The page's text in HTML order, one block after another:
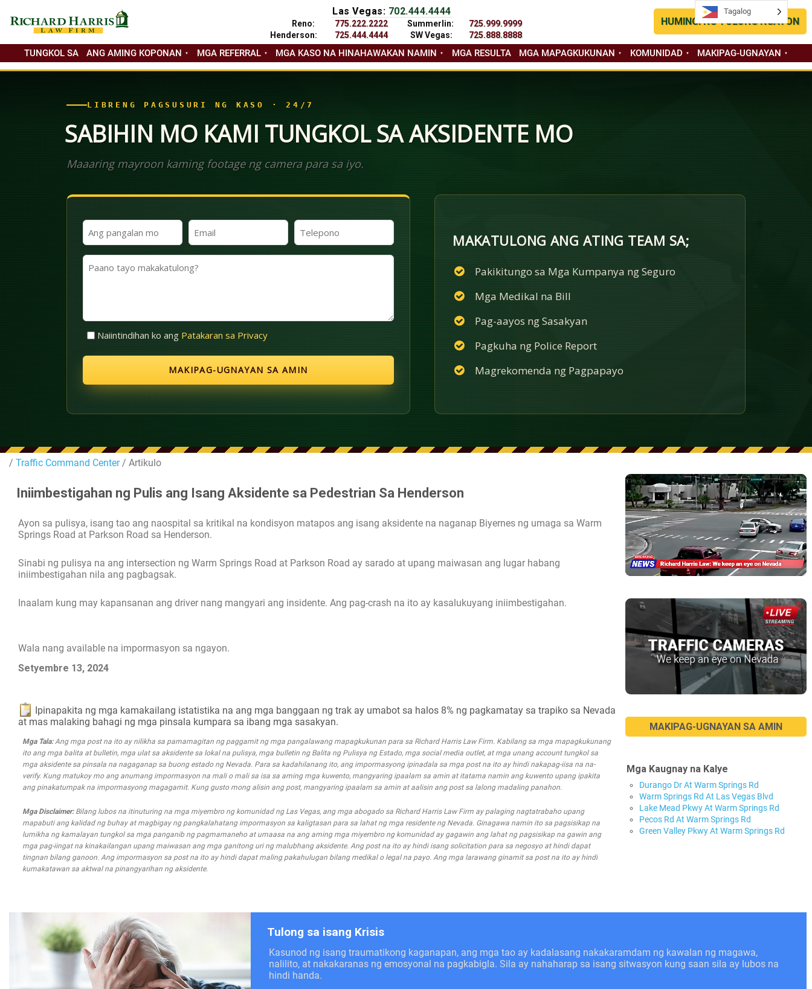
Las Vegas: 702.444.4444
Reno:
775.222.2222
Henderson:
725.444.4444
Summerlin:
725.999.9999
SW Vegas:
725.888.8888
HUMINGI NG TULONG NGAYON
TUNGKOL SA ANG AMING KOPONAN MGA REFERRAL MGA KASO NA HINAHAWAKAN NAMIN MGA RESULTA MGA MAPAGKUKUNAN KOMUNIDAD MAKIPAG-UGNAYAN
LIBRENG PAGSUSURI NG KASO · 24/7
SABIHIN MO KAMI TUNGKOL SA AKSIDENTE MO
Maaaring mayroon kaming footage ng camera para sa iyo.
Ang
Iyong
Pangalan
(Kinakailangan)
Email
(Kinakailangan)
Telepono
(Kinakailangan)
Paano
Walang
Naiintindihan ko ang Patakaran sa Privacy
MAKATULONG ANG ATING TEAM SA;
Pakikitungo sa Mga Kumpanya ng Seguro
Mga Medikal na Bill
Pag-aayos ng Sasakyan
Pagkuha ng Police Report
Magrekomenda ng Pagpapayo
/ Traffic Command Center/ Artikulo
Iniimbestigahan ng Pulis ang Isang Aksidente sa Pedestrian Sa Henderson
Ayon sa pulisya, isang tao ang naospital sa kritikal na kondisyon matapos ang isang aksidente na naganap Biyernes ng umaga sa Warm
Springs Road at Parkson Road sa Henderson.
Sinabi ng pulisya na ang intersection ng Warm Springs Road at Parkson Road ay sarado at upang maiwasan ang lugar habang
iniimbestigahan nila ang pagbagsak.
Inaalam kung may kapansanan ang driver nang mangyari ang insidente. Ang pag-crash na ito ay kasalukuyang iniimbestigahan.
Wala nang available na impormasyon sa ngayon.
Setyembre 13, 2024
Ipinapakita ng mga kamakailang istatistika na ang mga banggaan ng trak ay umabot sa halos 8% ng pagkamatay sa trapiko sa Nevada
at mas malaking bahagi ng mga pinsala kumpara sa ibang mga sasakyan.
Mga Tala:Ang mga post na ito ay nilikha sa pamamagitan ng paggamit ng mga pangalawang mapagkukunan para sa Richard Harris Law Firm. Kabilang sa mga mapagkukunang
ito ang mga balita at bulletin, mga ulat sa aksidente sa lokal na pulisya, mga bulletin ng Balita ng Pulisya ng Estado, mga social media outlet, at mga unang account tungkol sa
mga aksidente sa pinsala na nagaganap sa buong estado ng Nevada. Para sa kadahilanang ito, ang impormasyong ipinadala sa mga post na ito ay hindi nakapag-iisa na na-
verify. Kung matukoy mo ang anumang impormasyon na mali o mali sa isa sa aming mga kuwento, mangyaring ipaalam sa amin at itatama namin ang kuwento upang ipakita
ang pinakatumpak na impormasyong magagamit. Kung gusto mong alisin ang post, mangyaring ipaalam sa amin at aalisin ang post sa lalong madaling panahon.
Mga Disclaimer:Bilang lubos na itinuturing na mga miyembro ng komunidad ng Las Vegas, ang mga abogado sa Richard Harris Law Firm ay palaging nagtatrabaho upang
mapabuti ang kalidad ng buhay at magbigay ng pangkalahatang impormasyon sa kaligtasan para sa lahat ng mga residente ng Nevada. Ginagawa namin ito sa pagsisikap na
lumikha ng kamalayan tungkol sa mga panganib ng pagmamaneho at umaasa na ang aming mga miyembro ng komunidad ay gagawin ang lahat ng pagsisikap na gawin ang
mga pag-iingat na kinakailangan upang maiwasan ang mga ganitong uri ng malubhang aksidente. Ang post na ito ay hindi isang solicitation para sa negosyo at hindi dapat
tingnan bilang ganoon. Ang impormasyon sa post na ito ay hindi dapat maling pakahulugan bilang medikal o legal na payo. Ang mga larawang ginamit sa post na ito ay hindi
kumakatawan sa aktwal na pinangyarihan ng aksidente.
MAKIPAG-UGNAYAN SA AMIN
Mga Kaugnay na Kalye
Durango Dr At Warm Springs Rd
Warm Springs Rd At Las Vegas Blvd
Lake Mead Pkwy At Warm Springs Rd
Pecos Rd At Warm Springs Rd
Green Valley Pkwy At Warm Springs Rd
Tulong sa isang Krisis
Kasunod ng isang traumatikong kaganapan, ang mga tao ay kadalasang nakakaramdam ng kawalan ng magawa,
nalilito, at nakakaranas ng emosyonal na pagkabigla. Sila ay nahaharap sa isang sitwasyon kung saan sila ay lubos na
hindi handa.
Tagalog
Tagalog